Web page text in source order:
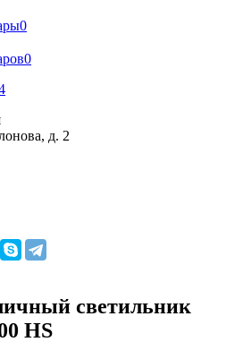
0
0
д. 2
светильник
HS